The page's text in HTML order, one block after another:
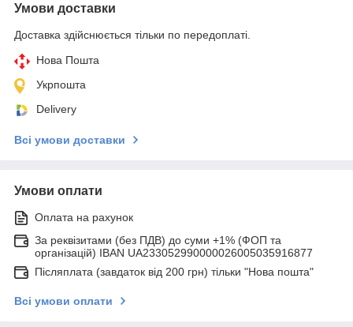
Умови доставки
Доставка здійснюється тільки по передоплаті.
Нова Пошта
Укрпошта
Delivery
Всі умови доставки
Умови оплати
Оплата на рахунок
За реквізитами (без ПДВ) до суми +1% (ФОП та
організацій) IBAN UA233052990000026005035916877
Післяплата (завдаток від 200 грн) тільки "Нова пошта"
Всі умови оплати